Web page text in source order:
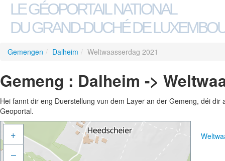
LE GÉOPORTAIL NATIONAL
DU GRAND-DUCHÉ DE
Gemengen / Dalheim / Weltwaasserdag 2021
Gemeng : Dalheim ->
Hei fannt dir eng Duerstellung vun dem Layer an der Gemeng, déi
Geoportal.
+
–